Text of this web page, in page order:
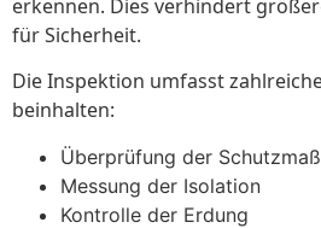
erkennen. Dies verhindert
für Sicherheit.
Die Inspektion umfasst
beinhalten:
Überprüfung der
Messung der Isolation
Kontrolle der Erdung